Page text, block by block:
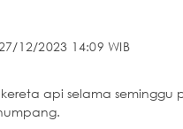
12/2023 14:09 WIB
api selama seminggu